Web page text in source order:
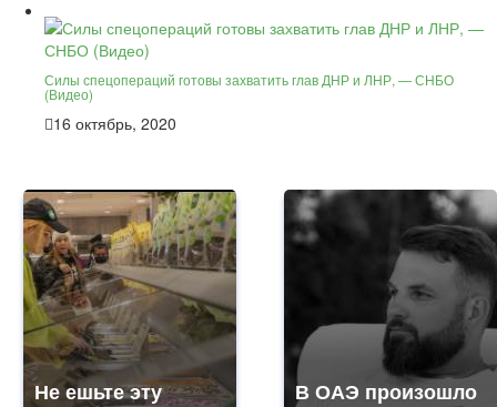
Силы спецопераций готовы захватить глав ДНР и ЛНР, — СНБО
(Видео)
16 октябрь, 2020
Не ешьте эту
В ОАЭ произошло